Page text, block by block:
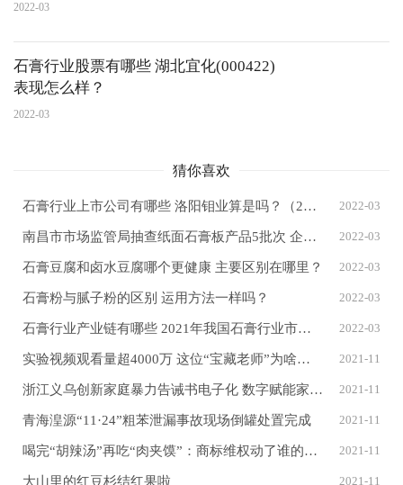
2022-03
石膏行业股票有哪些 湖北宜化(000422)
表现怎么样？
2022-03
猜你喜欢
石膏行业上市公司有哪些 洛阳钼业算是吗？（2022/3/11） 2022-03
南昌市市场监管局抽查纸面石膏板产品5批次 企业合格率80% 2022-03
石膏豆腐和卤水豆腐哪个更健康 主要区别在哪里？ 2022-03
石膏粉与腻子粉的区别 运用方法一样吗？ 2022-03
石膏行业产业链有哪些 2021年我国石膏行业市场现状分析 2022-03
实验视频观看量超4000万 这位“宝藏老师”为啥火了？ 2021-11
浙江义乌创新家庭暴力告诫书电子化 数字赋能家暴警情 2021-11
青海湟源“11·24”粗苯泄漏事故现场倒罐处置完成 2021-11
喝完“胡辣汤”再吃“肉夹馍”：商标维权动了谁的“奶酪”？ 2021-11
大山里的红豆杉结红果啦 2021-11